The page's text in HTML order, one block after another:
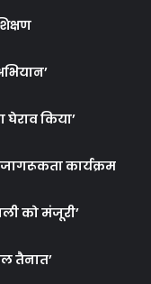
किया’
कार्यक्रम
को मंजूरी’
तैनात’